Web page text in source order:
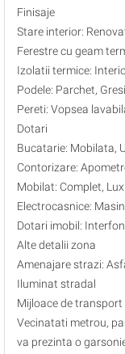
Finisaje
Stare interior:
Ferestre cu geam
Izolatii termice:
Podele: Parchet,
Pereti: Vopsea
Dotari
Bucatarie: Mobilata,
Contorizare:
Mobilat: Complet, Lux
Electrocasnice:
Dotari imobil:
Alte detalii zona
Amenajare strazi:
Iluminat stradal
Mijloace de transport
Vecinatati metrou,
va prezinta o